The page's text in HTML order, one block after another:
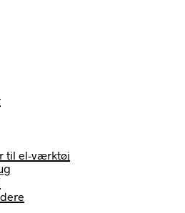
til el-værktøj